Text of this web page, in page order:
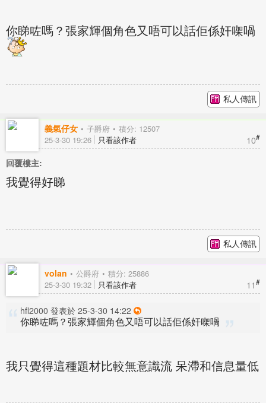
你睇咗嗎？張家輝個角色又唔可以話佢係奸㗎喎
私人傳訊
義氣仔女 子爵府 積分: 12507
10#
25-3-30 19:26 只看該作者
回覆樓主:
我覺得好睇
私人傳訊
volan 公爵府 積分: 25886
11#
25-3-30 19:32 只看該作者
hfl2000 發表於 25-3-30 14:22
你睇咗嗎？張家輝個角色又唔可以話佢係奸㗎喎
我只覺得這種題材比較無意識流 呆滯和信息量低